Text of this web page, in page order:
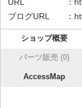
URL ：
ブログURL ：
ショップ概要
パーツ販売 (0)
AccessMap